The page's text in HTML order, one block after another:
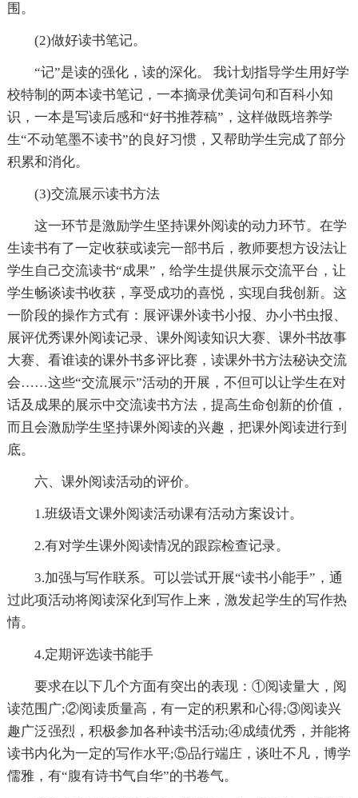
围。
(2)做好读书笔记。
“记”是读的强化，读的深化。 我计划指导学生用好学
校特制的两本读书笔记，一本摘录优美词句和百科小知
识，一本是写读后感和“好书推荐稿”，这样做既培养学
生“不动笔墨不读书”的良好习惯，又帮助学生完成了部分
积累和消化。
(3)交流展示读书方法
这一环节是激励学生坚持课外阅读的动力环节。在学
生读书有了一定收获或读完一部书后，教师要想方设法让
学生自己交流读书“成果”，给学生提供展示交流平台，让
学生畅谈读书收获，享受成功的喜悦，实现自我创新。这
一阶段的操作方式有：展评课外读书小报、办小书虫报、
展评优秀课外阅读记录、课外阅读知识大赛、课外书故事
大赛、看谁读的课外书多评比赛，读课外书方法秘诀交流
会……这些“交流展示”活动的开展，不但可以让学生在对
话及成果的展示中交流读书方法，提高生命创新的价值，
而且会激励学生坚持课外阅读的兴趣，把课外阅读进行到
底。
六、课外阅读活动的评价。
1.班级语文课外阅读活动课有活动方案设计。
2.有对学生课外阅读情况的跟踪检查记录。
3.加强与写作联系。可以尝试开展“读书小能手”，通
过此项活动将阅读深化到写作上来，激发起学生的写作热
情。
4.定期评选读书能手
要求在以下几个方面有突出的表现：①阅读量大，阅
读范围广;②阅读质量高，有一定的积累和心得;③阅读兴
趣广泛强烈，积极参加各种读书活动;④成绩优秀，并能将
读书内化为一定的写作水平;⑤品行端庄，谈吐不凡，博学
儒雅，有“腹有诗书气自华”的书卷气。